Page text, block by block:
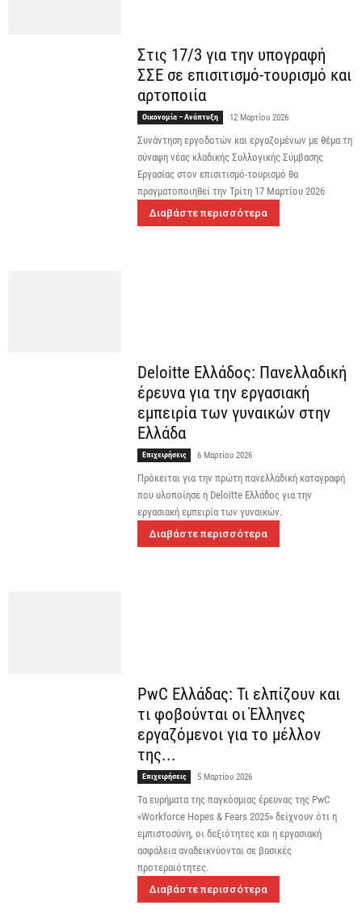
Στις 17/3 για την υπογραφή
ΣΣΕ σε επισιτισμό-τουρισμό και
αρτοποιία
Οικονομία – Ανάπτυξη 12 Μαρτίου 2026
Συνάντηση εργοδοτών και εργαζομένων με θέμα τη
σύναψη νέας κλαδικής Συλλογικής Σύμβασης
Εργασίας στον επισιτισμό-τουρισμό θα
πραγματοποιηθεί την Τρίτη 17 Μαρτίου 2026
Διαβάστε περισσότερα
Deloitte Ελλάδος: Πανελλαδική
έρευνα για την εργασιακή
εμπειρία των γυναικών στην
Ελλάδα
Επιχειρήσεις 6 Μαρτίου 2026
Πρόκειται για την πρώτη πανελλαδική καταγραφή
που υλοποίησε η Deloitte Ελλάδος για την
εργασιακή εμπειρία των γυναικών.
Διαβάστε περισσότερα
PwC Ελλάδας: Τι ελπίζουν και
τι φοβούνται οι Έλληνες
εργαζόμενοι για το μέλλον
της...
Επιχειρήσεις 5 Μαρτίου 2026
Τα ευρήματα της παγκόσμιας έρευνας της PwC
«Workforce Hopes & Fears 2025» δείχνουν ότι η
εμπιστοσύνη, οι δεξιότητες και η εργασιακή
ασφάλεια αναδεικνύονται σε βασικές
προτεραιότητες.
Διαβάστε περισσότερα